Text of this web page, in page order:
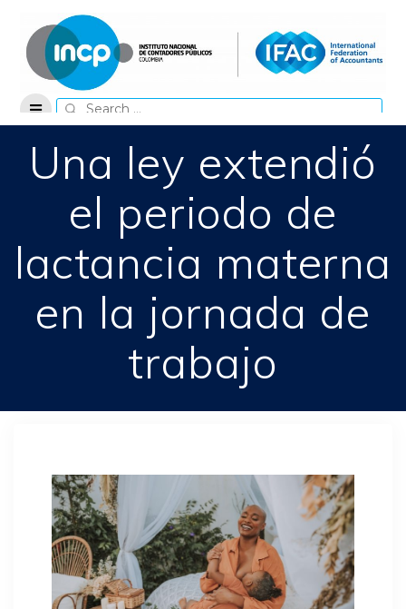
content
Search
for:
Una ley extendió
el periodo de
lactancia materna
en la jornada de
trabajo